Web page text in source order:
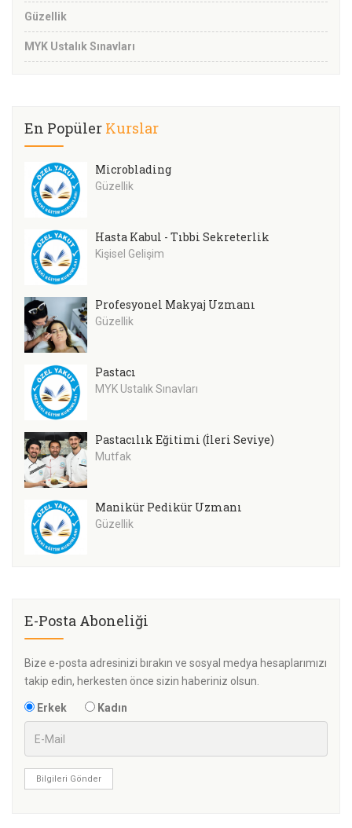
Güzellik
MYK Ustalık Sınavları
En Popüler Kurslar
Microblading
Güzellik
Hasta Kabul - Tıbbi Sekreterlik
Kişisel Gelişim
Profesyonel Makyaj Uzmanı
Güzellik
Pastacı
MYK Ustalık Sınavları
Pastacılık Eğitimi (İleri Seviye)
Mutfak
Manikür Pedikür Uzmanı
Güzellik
E-Posta Aboneliği
Bize e-posta adresinizi bırakın ve sosyal medya hesaplarımızı
takip edin, herkesten önce sizin haberiniz olsun.
Erkek Kadın
Bilgileri Gönder